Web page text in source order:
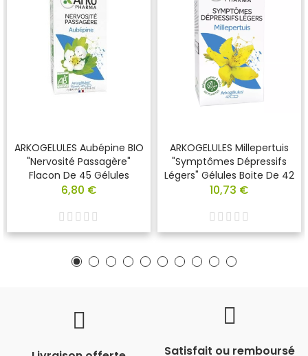
ARKOGELULES Aubépine BIO
"nervosité Passagère"
Flacon De 45 Gélules
6,80 €
ARKOGELULES Millepertuis
"Symptômes Dépressifs
Légers" Gélules Boite De 42
10,73 €
Satisfait ou remboursé